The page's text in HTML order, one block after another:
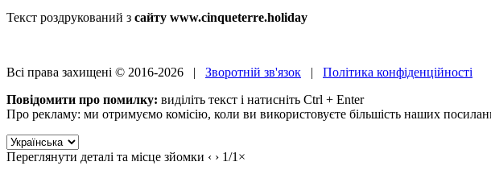
Текст роздрукований з сайту www.cinqueterre.holiday
Всі права захищені © 2016-2026 | Зворотній зв'язок | Політика конфіденційності
Повідомити про помилку: виділіть текст і натисніть Ctrl + Enter
Про рекламу: ми отримуємо комісію, коли ви використовуєте більшість наших
Переглянути деталі та місце зйомки ‹ › 1/1 ×